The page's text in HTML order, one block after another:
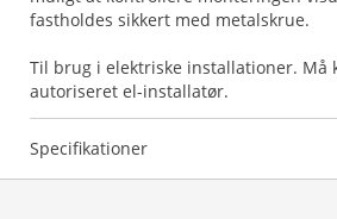
fastholdes sikkert med metalskrue.
Til brug i elektriske installationer. Må
autoriseret el-installatør.
Specifikationer